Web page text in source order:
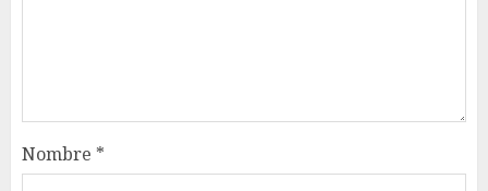
Nombre *